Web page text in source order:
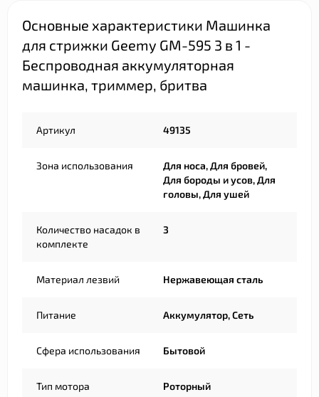
Основные характеристики Машинка
для стрижки Geemy GM-595 3 в 1 -
Беспроводная аккумуляторная
машинка, триммер, бритва
Артикул 49135
Зона использования
Для носа, Для бровей,
Для бороды и усов, Для
головы, Для ушей
Количество насадок в
комплекте
3
Материал лезвий Нержавеющая сталь
Питание Аккумулятор, Сеть
Сфера использования Бытовой
Тип мотора Роторный